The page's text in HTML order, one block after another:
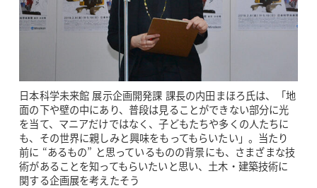
日本科学未来館 展示企画開発課 課長の内田まほろ氏は、「地
面の下や壁の中にあり、普段は見ることができない部分に光
を当て、マニアだけではなく、子どもたちや多くの人たちに
も、その世界に親しみと興味をもってもらいたい」。当たり
前に “あるもの” と思っているものの背景にも、さまざまな技
術があることを知ってもらいたいと思い、土木・建築技術に
関する企画展を考えたそう